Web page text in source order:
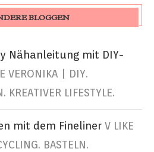
BLOGGEN
Nähanleitung mit DIY-
VERONIKA | DIY.
KREATIVER LIFESTYLE.
mit dem Fineliner V LIKE
BASTELN.